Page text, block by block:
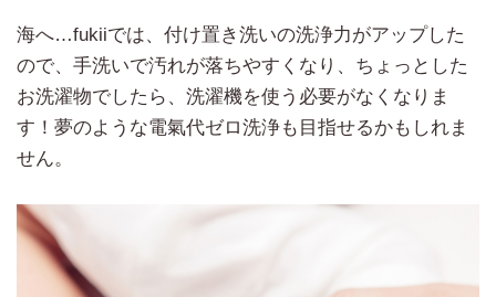
海へ…fukiiでは、付け置き洗いの洗浄力がアップした
ので、手洗いで汚れが落ちやすくなり、ちょっとした
お洗濯物でしたら、洗濯機を使う必要がなくなりま
す！夢のような電氣代ゼロ洗浄も目指せるかもしれま
せん。